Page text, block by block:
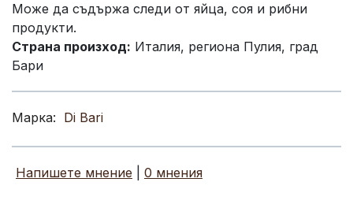
Може да съдържа следи от яйца, соя и рибни
продукти.
Страна произход: Италия, региона Пулия, град
Бари
Марка: Di Bari
Напишете мнение 0 мнения